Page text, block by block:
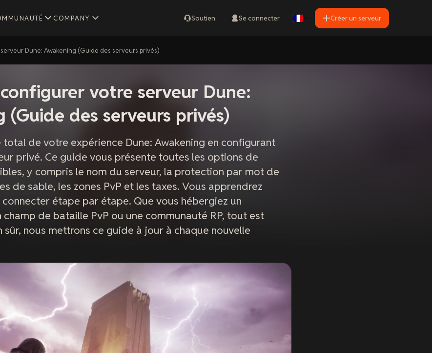
COMPANY Soutien Se connecter Créer un serveur
Dune: Awakening (Guide des serveurs privés)
votre serveur Dune:
(Guide des serveurs privés)
total de votre expérience Dune: Awakening en configurant
privé. Ce guide vous présente toutes les options de
y compris le nom du serveur, la protection par mot de
de sable, les zones PvP et les taxes. Vous apprendrez
étape par étape. Que vous hébergiez un
champ de bataille PvP ou une communauté RP, tout est
sûr, nous mettrons ce guide à jour à chaque nouvelle